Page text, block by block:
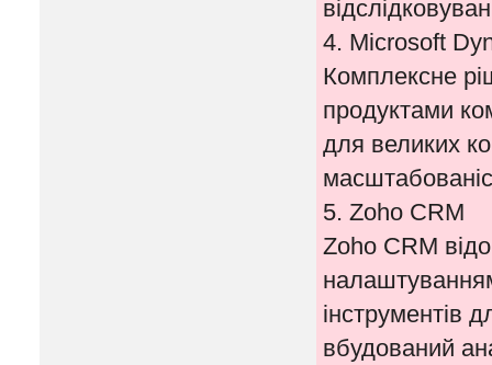
4. Microsoft
Комплексне
продуктами
для великих
5. Zoho CRM
Zoho CRM
інструментів
вбудований